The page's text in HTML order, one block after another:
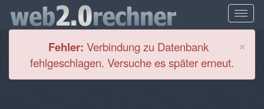
×
Fehler: Verbindung zu Datenbank
fehlgeschlagen. Versuche es später erneut.